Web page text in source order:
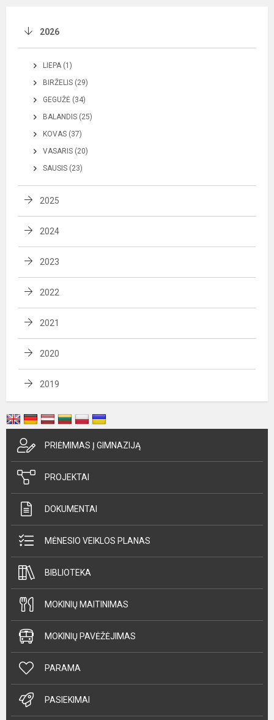
2026
LIEPA (1)
BIRŽELIS (29)
GEGUŽĖ (34)
BALANDIS (25)
KOVAS (37)
VASARIS (20)
SAUSIS (23)
2025
2024
2023
2022
2021
2020
2019
PRIĖMIMAS Į GIMNAZIJĄ
PROJEKTAI
DOKUMENTAI
MĖNESIO VEIKLOS PLANAS
BIBLIOTEKA
MOKINIŲ MAITINIMAS
MOKINIŲ PAVĖŽĖJIMAS
PARAMA
PASIEKIMAI